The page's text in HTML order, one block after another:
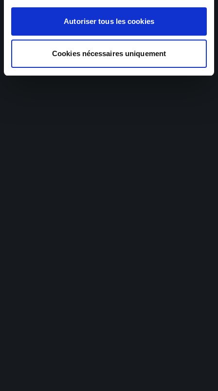
Autoriser tous les cookies
Cookies nécessaires uniquement